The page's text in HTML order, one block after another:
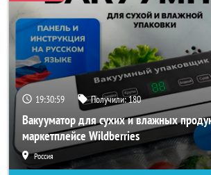
19:30:56 Получили:180
Вакууматор для сухих и влажных
маркетплейсе Wildberries
Россия